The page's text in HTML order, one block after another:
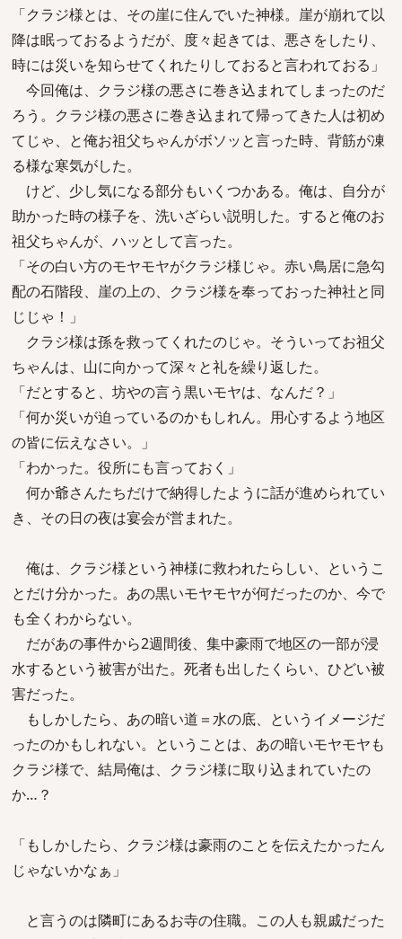
「クラジ様とは、その崖に住んでいた神様。崖が崩れて以
降は眠っておるようだが、度々起きては、悪さをしたり、
時には災いを知らせてくれたりしておると言われておる」
今回俺は、クラジ様の悪さに巻き込まれてしまったのだ
ろう。クラジ様の悪さに巻き込まれて帰ってきた人は初め
てじゃ、と俺お祖父ちゃんがボソッと言った時、背筋が凍
る様な寒気がした。
けど、少し気になる部分もいくつかある。俺は、自分が
助かった時の様子を、洗いざらい説明した。すると俺のお
祖父ちゃんが、ハッとして言った。
「その白い方のモヤモヤがクラジ様じゃ。赤い鳥居に急勾
配の石階段、崖の上の、クラジ様を奉っておった神社と同
じじゃ！」
クラジ様は孫を救ってくれたのじゃ。そういってお祖父
ちゃんは、山に向かって深々と礼を繰り返した。
「だとすると、坊やの言う黒いモヤは、なんだ？」
「何か災いが迫っているのかもしれん。用心するよう地区
の皆に伝えなさい。」
「わかった。役所にも言っておく」
何か爺さんたちだけで納得したように話が進められてい
き、その日の夜は宴会が営まれた。
俺は、クラジ様という神様に救われたらしい、というこ
とだけ分かった。あの黒いモヤモヤが何だったのか、今で
も全くわからない。
だがあの事件から2週間後、集中豪雨で地区の一部が浸
水するという被害が出た。死者も出したくらい、ひどい被
害だった。
もしかしたら、あの暗い道＝水の底、というイメージだ
ったのかもしれない。ということは、あの暗いモヤモヤも
クラジ様で、結局俺は、クラジ様に取り込まれていたの
か…？
「もしかしたら、クラジ様は豪雨のことを伝えたかったん
じゃないかなぁ」
と言うのは隣町にあるお寺の住職。この人も親戚だった